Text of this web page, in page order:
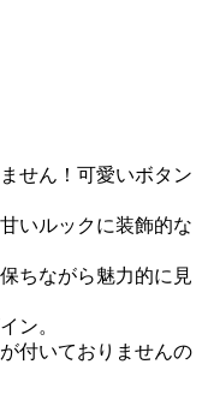
せん！可愛いボタン
いルックに装飾的な
ちながら魅力的に見
ン。
付いておりませんの